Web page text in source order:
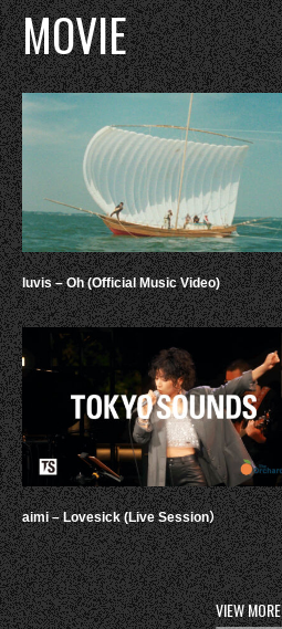
MOVIE
luvis – Oh (Official Music Video)
aimi – Lovesick (Live Session）
VIEW MORE